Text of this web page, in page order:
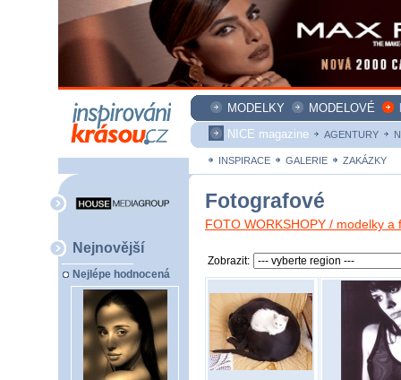
MODELKY MODELOVÉ
NICE magazine
AGENTURY
INSPIRACE GALERIE ZAKÁZKY
Nejnovější
Nejlépe hodnocená
Fotografové
FOTO WORKSHOPY / modelky
Zobrazit: